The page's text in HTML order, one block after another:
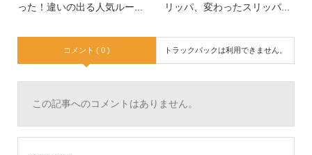
った！違いの出る人気ルー...
リッパ、変わったスリッパ...
コメント ( 0 ) トラックバックは利用できません。
この記事へのコメントはありません。